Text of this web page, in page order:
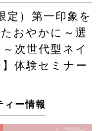
定）第一印象を
おやかに～選
次世代型ネイ
体験セミナー
ィー情報